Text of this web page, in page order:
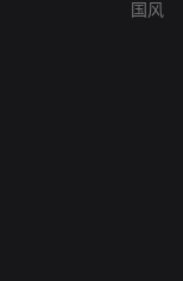
国风